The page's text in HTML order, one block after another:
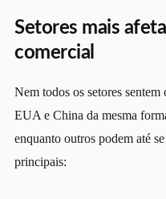
Setores mais
comercial
Nem todos os setores
EUA e China da mesma
enquanto outros podem até
principais: